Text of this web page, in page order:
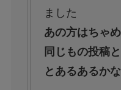
ました
あの方はちゃ
同じもの投稿
とあるあるか